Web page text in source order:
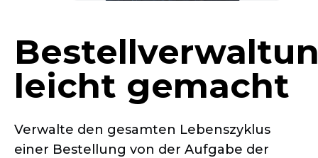
leicht gemacht
Verwalte den gesamten Lebenszyklus
einer Bestellung von der Aufgabe der